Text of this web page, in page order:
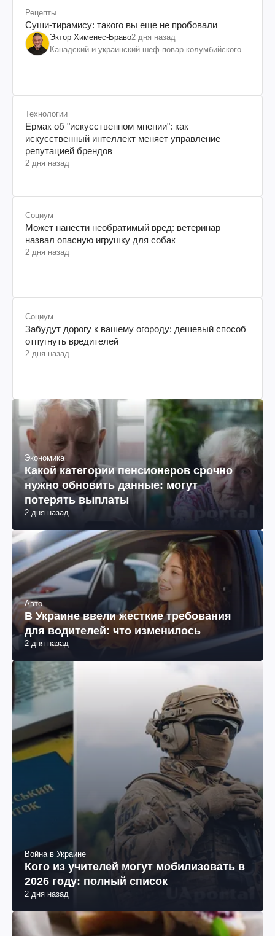
Рецепты
Суши-тирамису: такого вы еще не пробовали
Эктор Хименес-Браво2 дня назад
Канадский и украинский шеф-повар колумбийского
Технологии
Ермак об "искусственном мнении": как
искусственный интеллект меняет управление
репутацией брендов
2 дня назад
Социум
Может нанести необратимый вред: ветеринар
назвал опасную игрушку для собак
2 дня назад
Социум
Забудут дорогу к вашему огороду: дешевый способ
отпугнуть вредителей
2 дня назад
Экономика
Какой категории пенсионеров срочно
нужно обновить данные: могут
потерять выплаты
2 дня назад
Авто
В Украине ввели жесткие требования
для водителей: что изменилось
2 дня назад
Война в Украине
Кого из учителей могут мобилизовать в
2026 году: полный список
2 дня назад